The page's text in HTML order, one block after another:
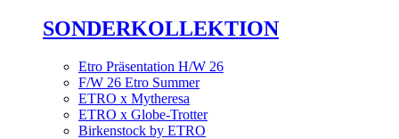
SONDERKOLLEKTION
Etro Präsentation H/W 26
F/W 26 Etro Summer
ETRO x Mytheresa
ETRO x Globe-Trotter
Birkenstock by ETRO